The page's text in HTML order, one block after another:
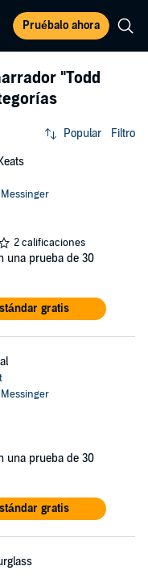
Pruébalo ahora
"Todd
Popular Filtro
Messinger
2 calificaciones
una prueba de 30
gratis
Messinger
una prueba de 30
gratis